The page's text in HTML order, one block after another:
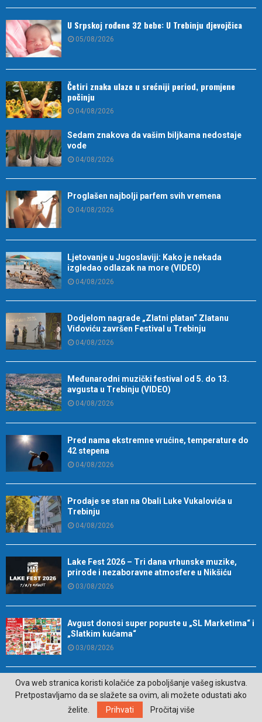
U Srpskoj rođene 32 bebe: U Trebinju djevojčica
05/08/2026
Četiri znaka ulaze u srećniji period, promjene
počinju
04/08/2026
Sedam znakova da vašim biljkama nedostaje
vode
04/08/2026
Proglašen najbolji parfem svih vremena
04/08/2026
Ljetovanje u Jugoslaviji: Kako je nekada
izgledao odlazak na more (VIDEO)
04/08/2026
Dodjelom nagrade „Zlatni platan“ Zlatanu
Vidoviću završen Festival u Trebinju
04/08/2026
Međunarodni muzički festival od 5. do 13.
avgusta u Trebinju (VIDEO)
04/08/2026
Pred nama ekstremne vrućine, temperature do
42 stepena
04/08/2026
Prodaje se stan na Obali Luke Vukalovića u
Trebinju
04/08/2026
Lake Fest 2026 – Tri dana vrhunske muzike,
prirode i nezaboravne atmosfere u Nikšiću
03/08/2026
Avgust donosi super popuste u „SL Marketima“ i
„Slatkim kućama“
03/08/2026
Ženski pčelinjak iz Hercegovine dio turističke
ponude Nacionalne geografije (VIDEO)
03/08/2026
Ova web stranica koristi kolačiće za poboljšanje vašeg iskustva.
Pretpostavljamo da se slažete sa ovim, ali možete odustati ako
želite.
Prihvati Pročitaj više